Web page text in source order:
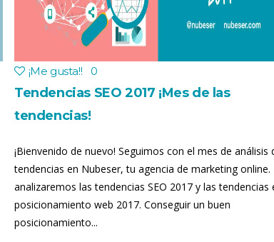
¡Me gusta!! 0
Tendencias SEO 2017 ¡Mes de las
tendencias!
¡Bienvenido de nuevo! Seguimos con el mes de análisis
tendencias en Nubeser, tu agencia de marketing online.
analizaremos las tendencias SEO 2017 y las tendencias
posicionamiento web 2017. Conseguir un buen
posicionamiento...